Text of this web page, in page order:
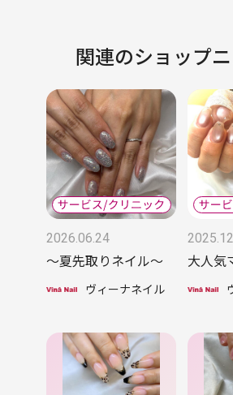
関連のショップ
2026.06.24
〜夏先取りネイル〜
ヴィーナネイル
大人気